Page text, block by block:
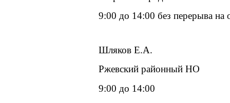
9:00 до 14:00 без перерыва на
Шляков Е.А.
Ржевский районный НО
9:00 до 14:00